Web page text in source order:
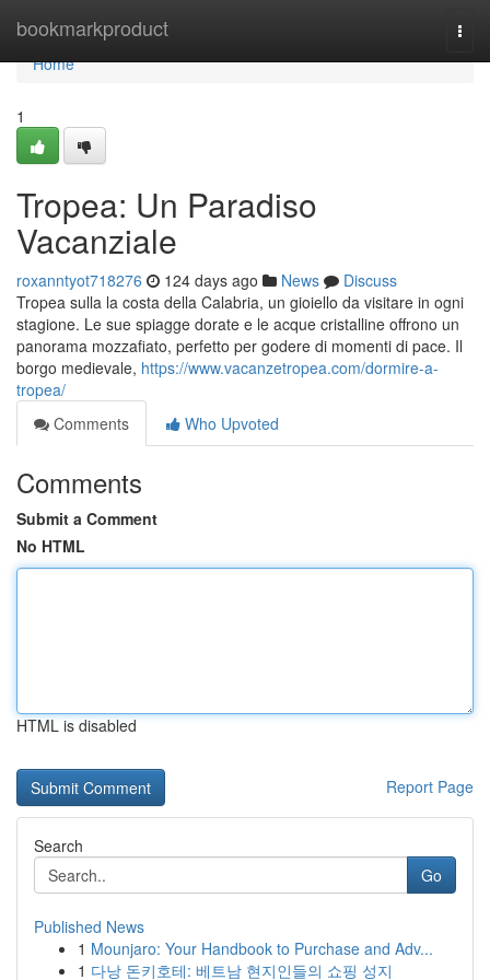
bookmarkproduct
Home
Home
1
Tropea: Un Paradiso
Vacanziale
roxanntyot718276 124 days ago News
Discuss
Tropea sulla la costa della Calabria, un gioiello da visitare in ogni
stagione. Le sue spiagge dorate e le acque cristalline offrono un
panorama mozzafiato, perfetto per godere di momenti di pace. Il
borgo medievale, https://www.vacanzetropea.com/dormire-a-
tropea/
Comments
Who Upvoted
Comments
Submit a Comment
No HTML
HTML is disabled
Report Page
Search
Go
Published News
1 Mounjaro: Your Handbook to Purchase and Adv...
1 다낭 돈키호테: 베트남 현지인들의 쇼핑 성지